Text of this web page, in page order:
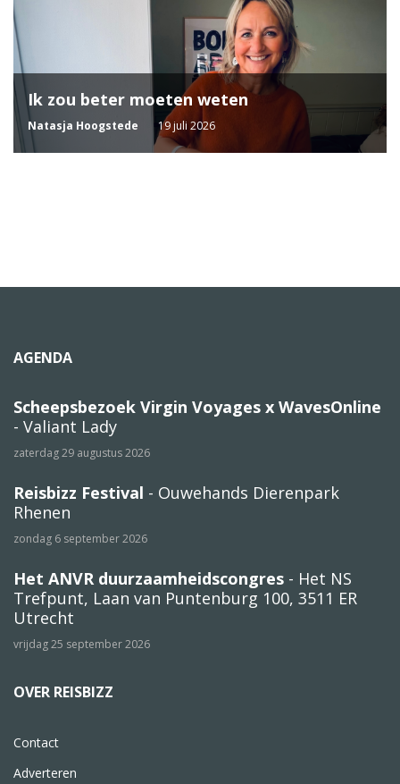
Ik zou beter moeten weten
Natasja Hoogstede 19 juli 2026
AGENDA
Scheepsbezoek Virgin Voyages x WavesOnline
- Valiant Lady
zaterdag 29 augustus 2026
Reisbizz Festival - Ouwehands Dierenpark
Rhenen
zondag 6 september 2026
Het ANVR duurzaamheidscongres - Het NS
Trefpunt, Laan van Puntenburg 100, 3511 ER
Utrecht
vrijdag 25 september 2026
OVER REISBIZZ
Contact
Adverteren